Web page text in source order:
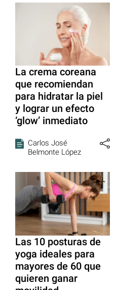
La crema coreana
que recomiendan
para hidratar la piel
y lograr un efecto
‘glow’ inmediato
Carlos José
Belmonte López
Las 10 posturas de
yoga ideales para
mayores de 60 que
quieren ganar